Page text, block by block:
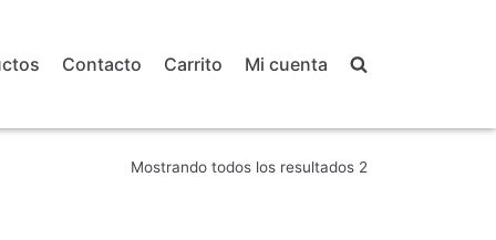
Contacto Carrito Mi cuenta
Mostrando todos los resultados 2